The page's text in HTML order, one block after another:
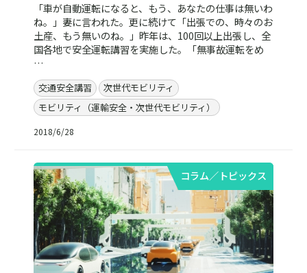
「車が自動運転になると、もう、あなたの仕事は無いわ
ね。」妻に言われた。更に続けて「出張での、時々のお
土産、もう無いのね。」昨年は、100回以上出張し、全
国各地で安全運転講習を実施した。「無事故運転をめ
…
交通安全講習
次世代モビリティ
モビリティ（運輸安全・次世代モビリティ）
2018/6/28
コラム／トピックス